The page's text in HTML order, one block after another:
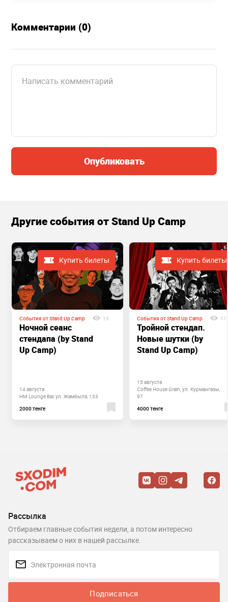
Комментарии (0)
Опубликовать
Другие cобытия от Stand Up Camp
Купить билеты
События от Stand Up Camp 15
Ночной сеанс
стендапа (by Stand
Up Camp)
14 августа
HM Lounge Bar, ул. Жамбыла, 133
2000 тенге
Купить билеты
События от Stand Up Camp 17
Тройной стендап.
Новые шутки (by
Stand Up Camp)
15 августа
Coffee House Grain, ул. Курмангазы,
97
4000 тенге
Рассылка
Отбираем главные события недели, а потом интересно
рассказываем о них в нашей рассылке.
Подписаться